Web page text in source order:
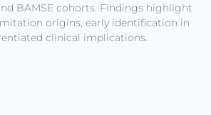
BAMSE cohorts. Findings highlight
origins, early identification in
clinical implications.